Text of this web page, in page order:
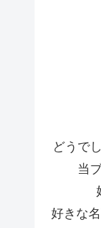
どうで
当
好きな